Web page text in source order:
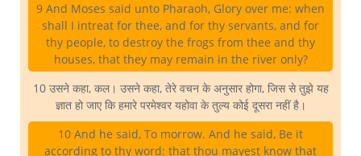
9 And Moses said unto Pharaoh, Glory over me: when
shall I intreat for thee, and for thy servants, and for
thy people, to destroy the frogs from thee and thy
houses, that they may remain in the river only?
10 उसने कहा, कल। उसने कहा, तेरे वचन के अनुसार होगा, जिस से तुझे यह
ज्ञात हो जाए कि हमारे परमेश्वर यहोवा के तुल्य कोई दूसरा नहीं है।
10 And he said, To morrow. And he said, Be it
according to thy word: that thou mayest know that